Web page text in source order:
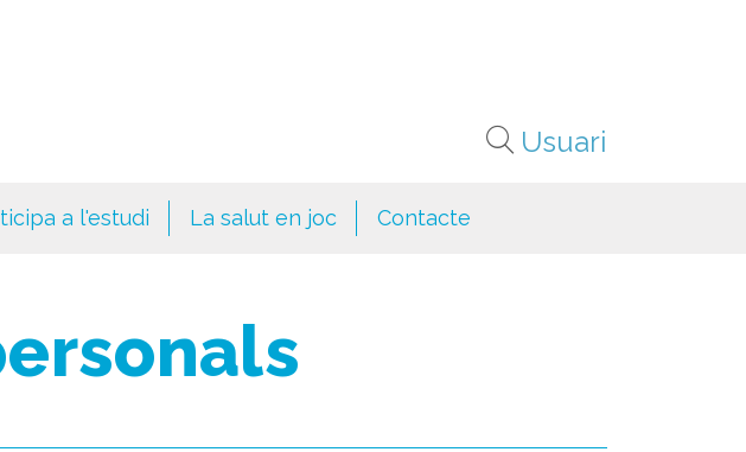
Buscar
Usuari
a l'estudi La salut en joc Contacte